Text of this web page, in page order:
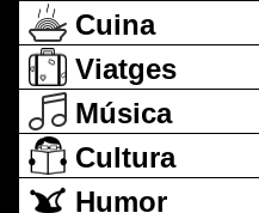
Cuina
Viatges
Música
Cultura
Humor